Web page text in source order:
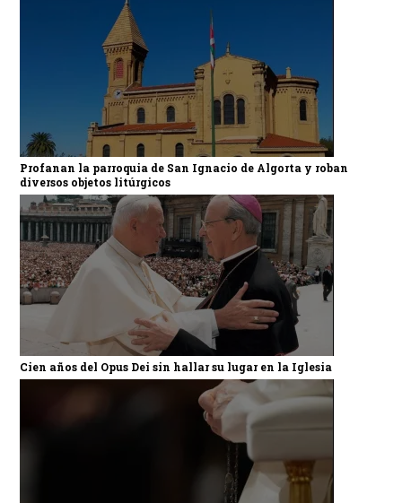
Profanan la parroquia de San Ignacio de Algorta y roban
diversos objetos litúrgicos
Cien años del Opus Dei sin hallar su lugar en la Iglesia